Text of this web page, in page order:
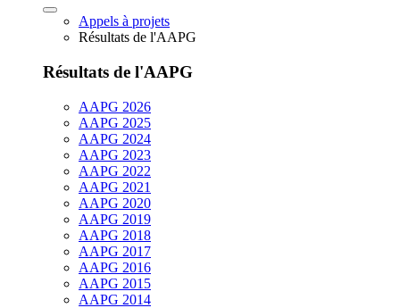
Appels à projets
Résultats de l'AAPG
Résultats de l'AAPG
AAPG 2026
AAPG 2025
AAPG 2024
AAPG 2023
AAPG 2022
AAPG 2021
AAPG 2020
AAPG 2019
AAPG 2018
AAPG 2017
AAPG 2016
AAPG 2015
AAPG 2014